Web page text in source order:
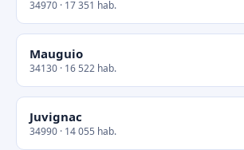
34970 · 17 351 hab.
Mauguio
34130 · 16 522 hab.
Juvignac
34990 · 14 055 hab.